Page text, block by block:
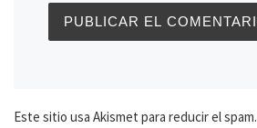
Este sitio usa Akismet para reducir el spam.